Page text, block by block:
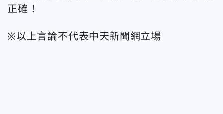
正確！
※以上言論不代表中天新聞網立場